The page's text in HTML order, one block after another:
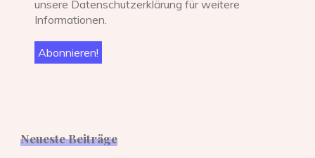
unsere Datenschutzerklärung für weitere
Informationen.
Neueste Beiträge